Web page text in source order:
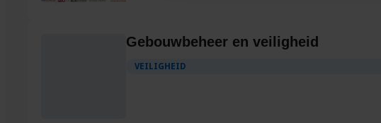
Gebouwbeheer en veiligheid
VEILIGHEID